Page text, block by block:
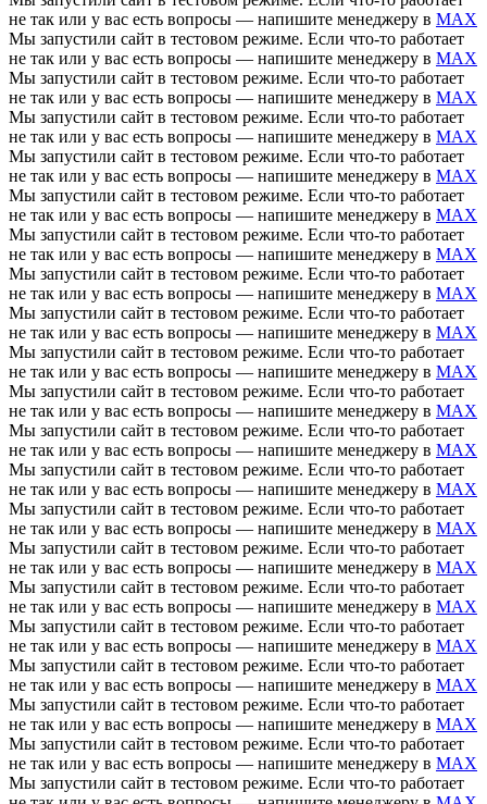
не так или у вас есть вопросы — напишите менеджеру в MAX
Мы запустили сайт в тестовом режиме. Если что-то работает
не так или у вас есть вопросы — напишите менеджеру в MAX
Мы запустили сайт в тестовом режиме. Если что-то работает
не так или у вас есть вопросы — напишите менеджеру в MAX
Мы запустили сайт в тестовом режиме. Если что-то работает
не так или у вас есть вопросы — напишите менеджеру в MAX
Мы запустили сайт в тестовом режиме. Если что-то работает
не так или у вас есть вопросы — напишите менеджеру в MAX
Мы запустили сайт в тестовом режиме. Если что-то работает
не так или у вас есть вопросы — напишите менеджеру в MAX
Мы запустили сайт в тестовом режиме. Если что-то работает
не так или у вас есть вопросы — напишите менеджеру в MAX
Мы запустили сайт в тестовом режиме. Если что-то работает
не так или у вас есть вопросы — напишите менеджеру в MAX
Мы запустили сайт в тестовом режиме. Если что-то работает
не так или у вас есть вопросы — напишите менеджеру в MAX
Мы запустили сайт в тестовом режиме. Если что-то работает
не так или у вас есть вопросы — напишите менеджеру в MAX
Мы запустили сайт в тестовом режиме. Если что-то работает
не так или у вас есть вопросы — напишите менеджеру в MAX
Мы запустили сайт в тестовом режиме. Если что-то работает
не так или у вас есть вопросы — напишите менеджеру в MAX
Мы запустили сайт в тестовом режиме. Если что-то работает
не так или у вас есть вопросы — напишите менеджеру в MAX
Мы запустили сайт в тестовом режиме. Если что-то работает
не так или у вас есть вопросы — напишите менеджеру в MAX
Мы запустили сайт в тестовом режиме. Если что-то работает
не так или у вас есть вопросы — напишите менеджеру в MAX
Мы запустили сайт в тестовом режиме. Если что-то работает
не так или у вас есть вопросы — напишите менеджеру в MAX
Мы запустили сайт в тестовом режиме. Если что-то работает
не так или у вас есть вопросы — напишите менеджеру в MAX
Мы запустили сайт в тестовом режиме. Если что-то работает
не так или у вас есть вопросы — напишите менеджеру в MAX
Мы запустили сайт в тестовом режиме. Если что-то работает
не так или у вас есть вопросы — напишите менеджеру в MAX
Мы запустили сайт в тестовом режиме. Если что-то работает
не так или у вас есть вопросы — напишите менеджеру в MAX
Мы запустили сайт в тестовом режиме. Если что-то работает